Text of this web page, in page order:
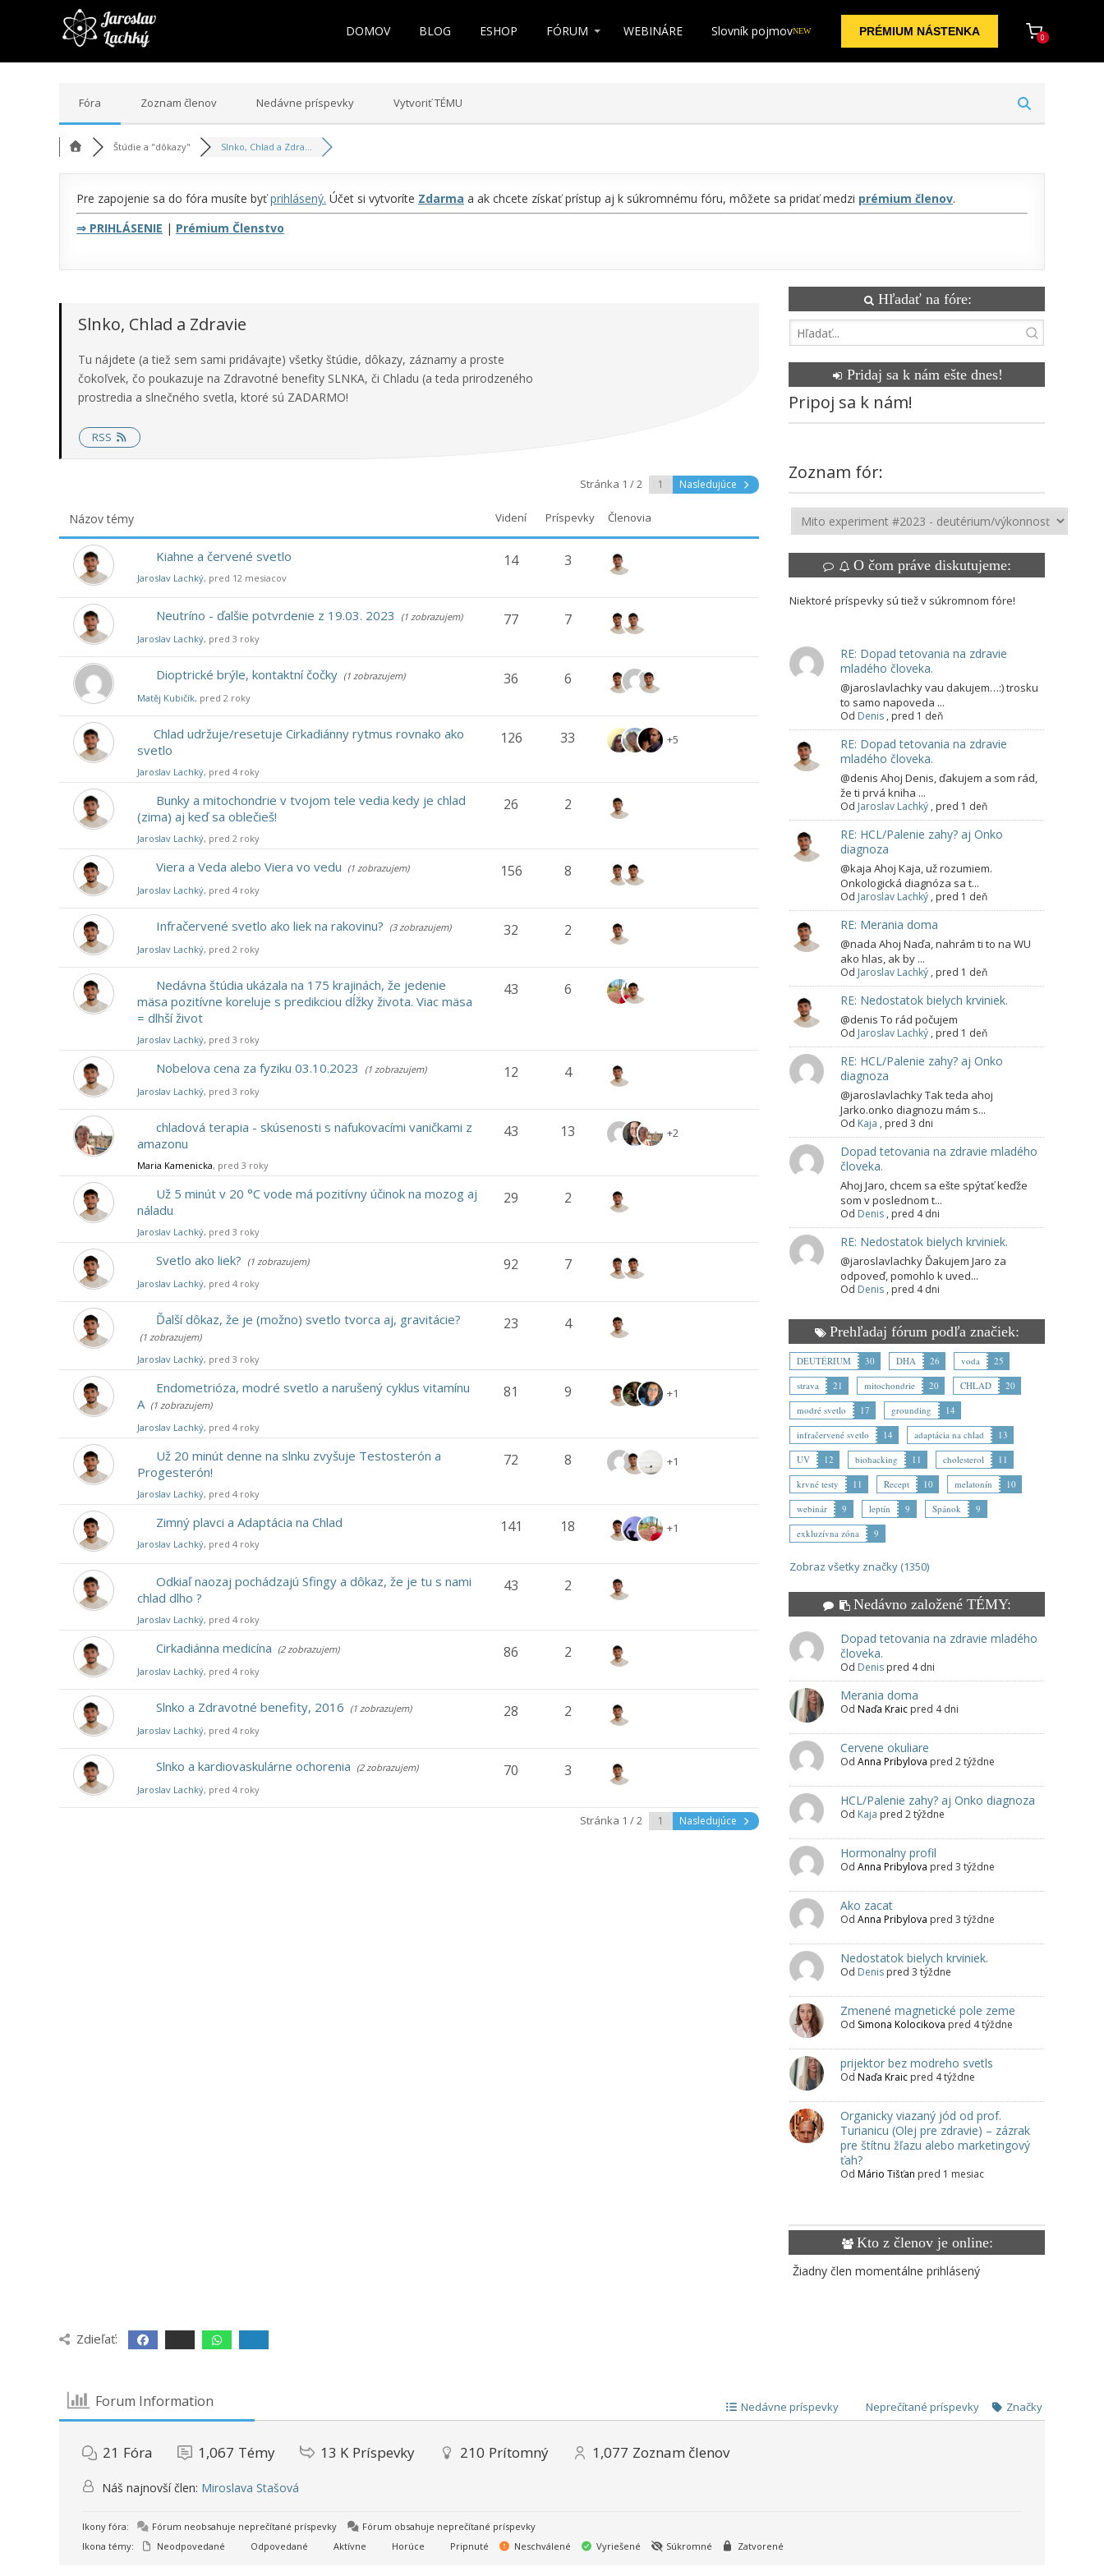
DOMOV BLOG ESHOP FÓRUM WEBINÁRE Slovník pojmovNEW PRÉMIUM NÁSTENKA 0
Fóra Zoznam členov Nedávne príspevky Vytvoriť TÉMU
Štúdie a "dôkazy" Slnko, Chlad a Zdra...
Pre zapojenie sa do fóra musíte byťprihlásený. Účet si vytvoríte Zdarma a ak chcete získať prístup aj k súkromnému fóru, môžete sa pridať medzi prémium členov.
⇒ PRIHLÁSENIE | Prémium Členstvo
Slnko, Chlad a Zdravie
Tu nájdete (a tiež sem sami pridávajte) všetky štúdie, dôkazy, záznamy a proste
čokoľvek, čo poukazuje na Zdravotné benefity SLNKA, či Chladu (a teda prirodzeného
prostredia a slnečného svetla, ktoré sú ZADARMO!
RSS
Stránka 1 / 2 Nasledujúce
Názov témy Videní Príspevky Členovia
Kiahne a červené svetlo
Jaroslav Lachký, pred 12 mesiacov
14 3
Neutríno - ďalšie potvrdenie z 19.03. 2023
(1 zobrazujem)
Jaroslav Lachký, pred 3 roky
77 7
Dioptrické brýle, kontaktní čočky (1 zobrazujem)
Matěj Kubičík, pred 2 roky
36 6
Chlad udržuje/resetuje Cirkadiánny rytmus rovnako ako
svetlo
Jaroslav Lachký, pred 4 roky
126 33 +5
Bunky a mitochondrie v tvojom tele vedia kedy je chlad
(zima) aj keď sa oblečieš!
Jaroslav Lachký, pred 2 roky
26 2
Viera a Veda alebo Viera vo vedu (1 zobrazujem)
Jaroslav Lachký, pred 4 roky
156 8
Infračervené svetlo ako liek na rakovinu? (3 zobrazujem)
Jaroslav Lachký, pred 2 roky
32 2
Nedávna štúdia ukázala na 175 krajinách, že jedenie
mäsa pozitívne koreluje s predikciou dĺžky života. Viac mäsa
= dlhší život
Jaroslav Lachký, pred 3 roky
43 6
Nobelova cena za fyziku 03.10.2023
(1 zobrazujem)
Jaroslav Lachký, pred 3 roky
12 4
chladová terapia - skúsenosti s nafukovacími vaničkami z
amazonu
Maria Kamenicka, pred 3 roky
43 13 +2
Už 5 minút v 20 °C vode má pozitívny účinok na mozog aj
náladu
Jaroslav Lachký, pred 3 roky
29 2
Svetlo ako liek? (1 zobrazujem)
Jaroslav Lachký, pred 4 roky
92 7
Ďalší dôkaz, že je (možno) svetlo tvorca aj, gravitácie?
(1 zobrazujem)
Jaroslav Lachký, pred 3 roky
23 4
Endometrióza, modré svetlo a narušený cyklus vitamínu
A (1 zobrazujem)
Jaroslav Lachký, pred 4 roky
81 9 +1
Už 20 minút denne na slnku zvyšuje Testosterón a
Progesterón!
Jaroslav Lachký, pred 4 roky
72 8 +1
Zimný plavci a Adaptácia na Chlad
Jaroslav Lachký, pred 4 roky
141 18 +1
Odkiaľ naozaj pochádzajú Sfingy a dôkaz, že je tu s nami
chlad dlho ?
Jaroslav Lachký, pred 4 roky
43 2
Cirkadiánna medicína (2 zobrazujem)
Jaroslav Lachký, pred 4 roky
86 2
Slnko a Zdravotné benefity, 2016 (1 zobrazujem)
Jaroslav Lachký, pred 4 roky
28 2
Slnko a kardiovaskulárne ochorenia (2 zobrazujem)
Jaroslav Lachký, pred 4 roky
70 3
Stránka 1 / 2 Nasledujúce
Hľadať na fóre:
Pridaj sa k nám ešte dnes!
Pripoj sa k nám!
Zoznam fór:
O čom práve diskutujeme:
Niektoré príspevky sú tiež v súkromnom fóre!
RE: Dopad tetovania na zdravie
mladého človeka.
@jaroslavlachky vau dakujem…:) trosku
to samo napoveda ...
Od Denis , pred 1 deň
RE: Dopad tetovania na zdravie
mladého človeka.
@denis Ahoj Denis, ďakujem a som rád,
že ti prvá kniha ...
Od Jaroslav Lachký , pred 1 deň
RE: HCL/Palenie zahy? aj Onko
diagnoza
@kaja Ahoj Kaja, už rozumiem.
Onkologická diagnóza sa t...
Od Jaroslav Lachký , pred 1 deň
RE: Merania doma
@nada Ahoj Naďa, nahrám ti to na WU
ako hlas, ak by ...
Od Jaroslav Lachký , pred 1 deň
RE: Nedostatok bielych krviniek.
@denis To rád počujem
Od Jaroslav Lachký , pred 1 deň
RE: HCL/Palenie zahy? aj Onko
diagnoza
@jaroslavlachky Tak teda ahoj
Jarko.onko diagnozu mám s...
Od Kaja , pred 3 dni
Dopad tetovania na zdravie mladého
človeka.
Ahoj Jaro, chcem sa ešte spýtať keďže
som v poslednom t...
Od Denis , pred 4 dni
RE: Nedostatok bielych krviniek.
@jaroslavlachky Ďakujem Jaro za
odpoveď, pomohlo k uved...
Od Denis , pred 4 dni
Prehľadaj fórum podľa značiek:
DEUTÉRIUM 30 DHA 26 voda
25
strava
21 mitochondrie 20 CHLAD
20
modré svetlo
17 grounding
14
infračervené svetlo
14 adaptácia na chlad
13
UV
12 biohacking 11 cholesterol
11
krvné testy
11 Recept 10 melatonín
10
webinár
9 leptín 9 Spánok
9
exkluzívna zóna
9
Zobraz všetky značky (1350)
Nedávno založené TÉMY:
Dopad tetovania na zdravie mladého
človeka.
Od Denis pred 4 dni
Merania doma
Od Naďa Kraic pred 4 dni
Cervene okuliare
Od Anna Pribylova pred 2 týždne
HCL/Palenie zahy? aj Onko diagnoza
Od Kaja pred 2 týždne
Hormonalny profil
Od Anna Pribylova pred 3 týždne
Ako zacat
Od Anna Pribylova pred 3 týždne
Nedostatok bielych krviniek.
Od Denis pred 3 týždne
Zmenené magnetické pole zeme
Od Simona Kolocikova pred 4 týždne
prijektor bez modreho svetls
Od Naďa Kraic pred 4 týždne
Organicky viazaný jód od prof.
Turianicu (Olej pre zdravie) – zázrak
pre štítnu žľazu alebo marketingový
ťah?
Od Mário Tišťan pred 1 mesiac
Kto z členov je online:
Žiadny člen momentálne prihlásený
Zdieľať:
Forum Information Nedávne príspevky Neprečítané príspevky Značky
21 Fóra 1,067 Témy 13 K Príspevky 210 Prítomný 1,077 Zoznam členov
Náš najnovší člen: Miroslava Stašová
Ikony fóra: Fórum neobsahuje neprečítané príspevky
Fórum obsahuje neprečítané príspevky
Ikona témy:
Neodpovedané Odpovedané Aktívne Horúce Pripnuté Neschválené Vyriešené Súkromné Zatvorené